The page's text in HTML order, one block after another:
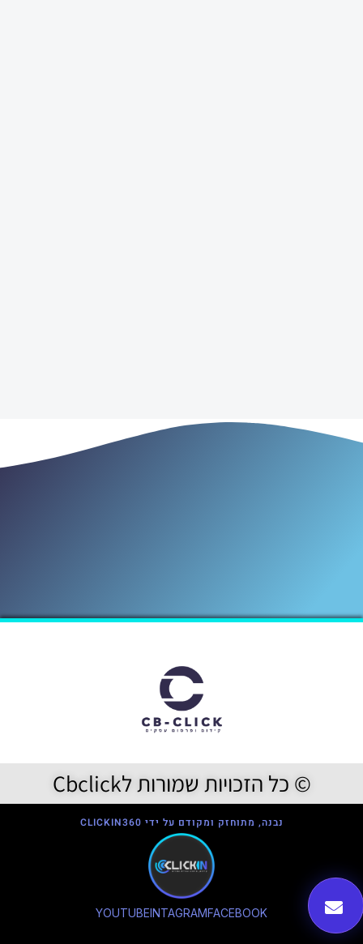
© כל הזכויות שמורות לCbclick
נבנה, מתוחזק ומקודם על ידי CLICKIN360
FACEBOOK
INTAGRAM
YOUTUBE